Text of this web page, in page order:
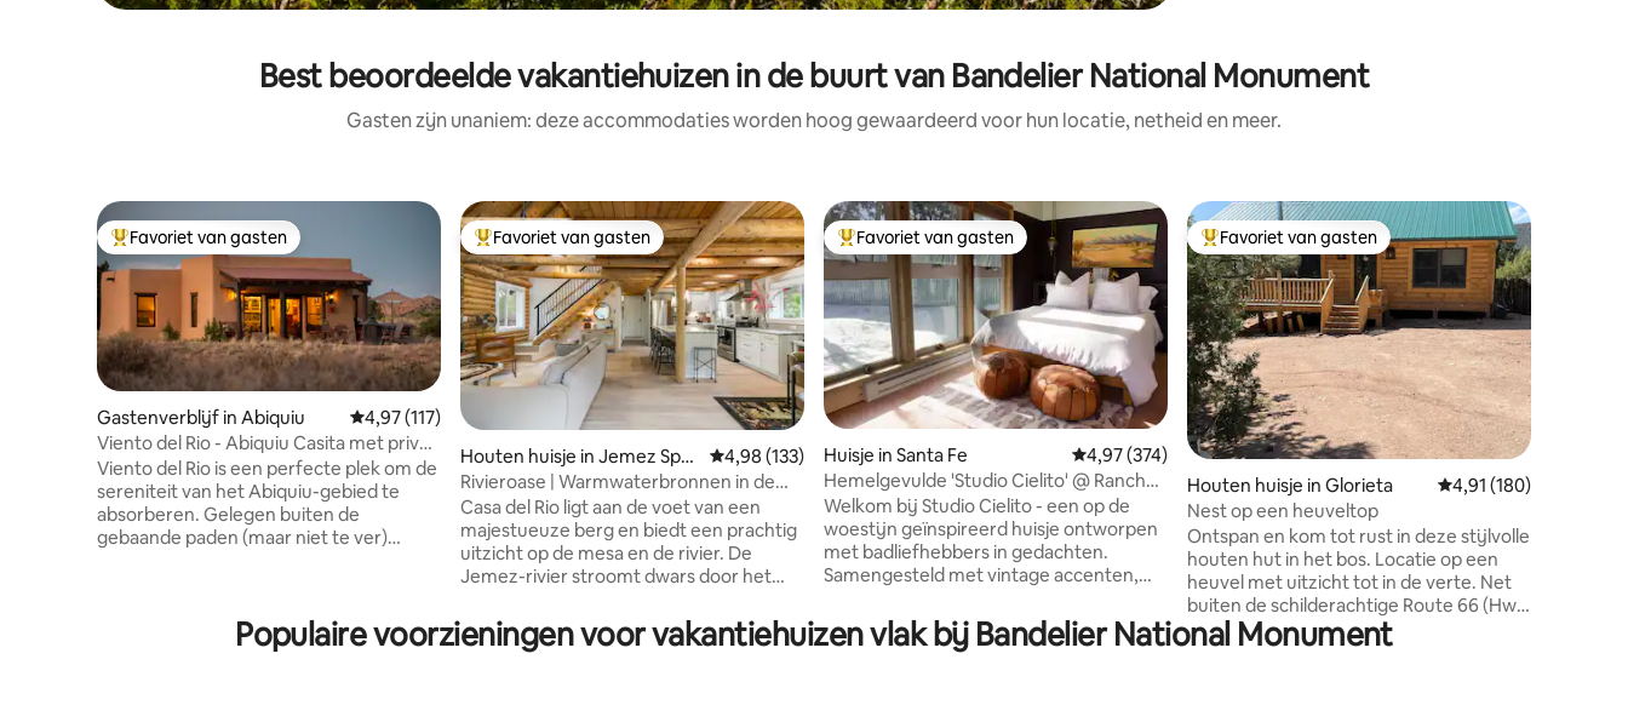
Best beoordeelde vakantiehuizen in de buurt van Bandelier National Monument
Gasten zijn unaniem: deze accommodaties worden hoog gewaardeerd voor hun locatie, netheid en meer.
Topfavoriet van gasten
Favoriet van gasten
Gastenverblijf in Abiquiu Gemiddelde beoordeling van 4,97 op 5, 117 recensies
4,97 (117)
Viento del Rio - Abiquiu Casita met privé
bubbelbad
Viento del Rio is een perfecte plek om de
sereniteit van het Abiquiu-gebied te
absorberen. Gelegen buiten de
gebaande paden (maar niet te ver)
uitzicht op de bergen (inclusief Pedernal)
in alle richtingen is prachtig.
Topfavoriet van gasten
Favoriet van gasten
Houten huisje in Jemez Spri
ngs
Gemiddelde beoordeling van 4,98 op 5, 133 recensies
4,98 (133)
Rivieroase | Warmwaterbronnen in de
buurt
Casa del Rio ligt aan de voet van een
majestueuze berg en biedt een prachtig
uitzicht op de mesa en de rivier. De
Jemez-rivier stroomt dwars door het
natuurlijke schoonheid komen samen.
Geniet van zonsondergangen vanaf het
Topfavoriet van gasten
Favoriet van gasten
Huisje in Santa Fe Gemiddelde beoordeling van 4,97 op 5, 374 recensies
4,97 (374)
Hemelgevulde 'Studio Cielito' @ Rancho
Los Sonadores
Welkom bij Studio Cielito - een op de
woestijn geïnspireerd huisje ontworpen
met badliefhebbers in gedachten.
Samengesteld met vintage accenten,
om te ontspannen en te verjongen in de
buurt van het magische Sangre de
Topfavoriet van gasten
Favoriet van gasten
Houten huisje in Glorieta Gemiddelde
4,91 (180)
Nest op een heuveltop
Ontspan en kom tot rust in deze stijlvolle
houten hut in het bos. Locatie op een
heuvel met uitzicht tot in de verte. Net
buiten de schilderachtige Route 66 (Hwy
50), op een steile (maar korte) oprit, ligt
een blokhut met 2 slaapkamers met veel
Populaire voorzieningen voor vakantiehuizen vlak bij Bandelier National Monument